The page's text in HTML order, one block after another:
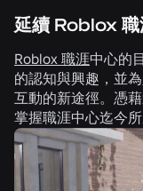
延續 Roblox 職
Roblox 職涯中心的
的認知與興趣，並
互動的新途徑。憑
掌握職涯中心迄今所